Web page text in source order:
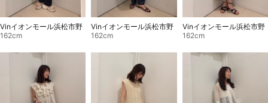
Vinイオンモール浜松市野
162cm
Vinイオンモール浜松市野
162cm
Vinイオンモール浜松市野
162cm